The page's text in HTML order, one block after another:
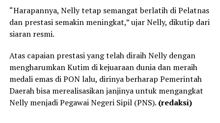
“Harapannya, Nelly tetap semangat berlatih di Pelatnas
dan prestasi semakin meningkat,” ujar Nelly, dikutip dari
siaran resmi.
Atas capaian prestasi yang telah diraih Nelly dengan
mengharumkan Kutim di kejuaraan dunia dan meraih
medali emas di PON lalu, dirinya berharap Pemerintah
Daerah bisa merealisasikan janjinya untuk mengangkat
Nelly menjadi Pegawai Negeri Sipil (PNS). (redaksi)